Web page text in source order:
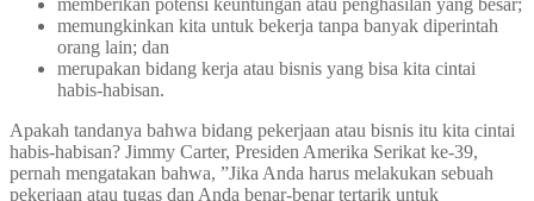
memungkinkan kita untuk bekerja tanpa banyak diperintah
orang lain; dan
merupakan bidang kerja atau bisnis yang bisa kita cintai
habis-habisan.
Apakah tandanya bahwa bidang pekerjaan atau bisnis itu kita cintai
habis-habisan? Jimmy Carter, Presiden Amerika Serikat ke-39,
pernah mengatakan bahwa, ”Jika Anda harus melakukan sebuah
pekerjaan atau tugas dan Anda benar-benar tertarik untuk